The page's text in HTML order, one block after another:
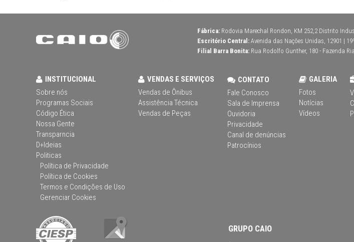
Fábrica: Rodovia Marechal Rondon, KM 252,2 Distrito
Escritório Central: Avenida das Nações Unidas, 12901 |
Filial Barra Bonita: Rua Rodolfo Gunther, 180 - Fazenda
INSTITUCIONAL
Sobre nós
Programas Sociais
Código Ética
Nossa Gente
Transparncia
D+Ideias
Politicas
Política de Privacidade
Política de Cookies
Termos e Condições de Uso
Gerenciar Cookies
VENDAS E SERVIÇOS
Vendas de Ônibus
Assistência Técnica
Vendas de Peças
CONTATO
Fale Conosco
Sala de Imprensa
Ouvidoria
Privacidade
Canal de denúncias
Patrocínios
GALERIA
Fotos
Notícias
Vídeos
GRUPO CAIO